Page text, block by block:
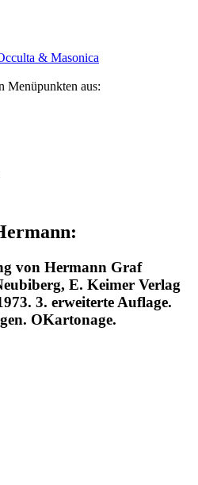
& Masonica
Menüpunkten aus:
von Hermann Graf
E. Keimer Verlag
3. erweiterte Auflage.
OKartonage.